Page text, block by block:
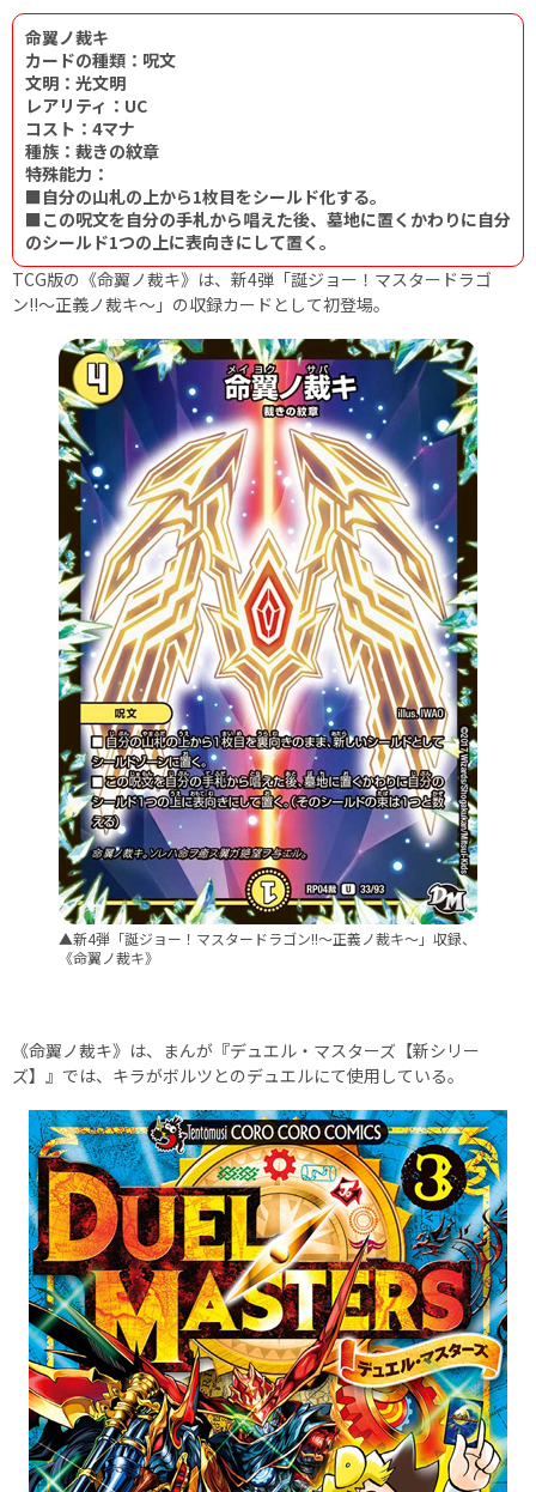
命翼ノ裁キ
カードの種類：呪文
文明：光文明
レアリティ：UC
コスト：4マナ
種族：裁きの紋章
特殊能力：
■自分の山札の上から1枚目をシールド化する。
■この呪文を自分の手札から唱えた後、墓地に置くかわりに自分
のシールド1つの上に表向きにして置く。
TCG版の《命翼ノ裁キ》は、新4弾「誕ジョー！マスタードラゴ
ン!!〜正義ノ裁キ〜」の収録カードとして初登場。
▲新4弾「誕ジョー！マスタードラゴン!!〜正義ノ裁キ〜」収録、
《命翼ノ裁キ》
《命翼ノ裁キ》は、まんが『デュエル・マスターズ【新シリー
ズ】』では、キラがボルツとのデュエルにて使用している。